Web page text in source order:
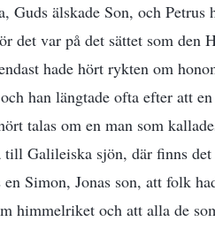
Guds älskade Son, och
det var på det sättet som den
hade hört rykten om
han längtade ofta efter att
talas om en man som
Galileiska sjön, där finns det
en Simon, Jonas son, att folk
himmelriket och att alla de